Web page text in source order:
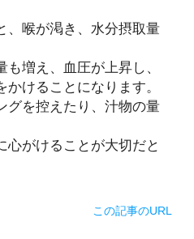
、喉が渇き、水分摂取量
増え、血圧が上昇し、
けることになります。
グを控えたり、汁物の量
心がけることが大切だと
この記事のURL